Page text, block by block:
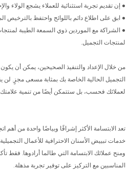
● إن تقديم تجربة استثنائية للعملاء يشجع الولاء
● ابق على اطلاع دائم باللوائح واحتفظ بالترخيص
● الشراكة مع الموردين ذوي السمعة الطيبة
لمنتجات التجميل.
من خلال الإعداد والتنفيذ الصحيحين، يمكن أن
التجميل الحالية الخاصة بك بمثابة مسعى مجزٍ. لن
لعملائك فحسب، بل ستتمكن أيضًا من تنمية علامتك
تعد الابتسامة الأكثر إشراقًا وبياضًا واحدة من أهم
خدمات تبييض الأسنان الاحترافية للأعمال
ومنح عملائك الابتسامة التي طالما أرادوها. فقط
المناسبين مع التركيز على توفير تجربة مذهلة.